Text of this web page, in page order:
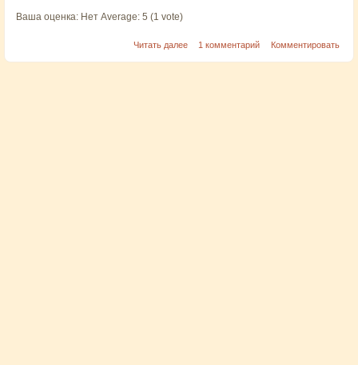
Ваша оценка: Нет Average: 5 (1 vote)
Читать далее 1 комментарий Комментировать